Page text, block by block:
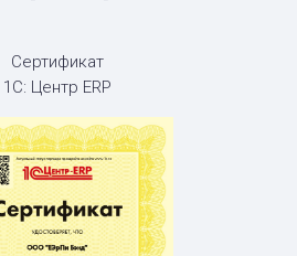
Сертификат
1С: Центр ERP